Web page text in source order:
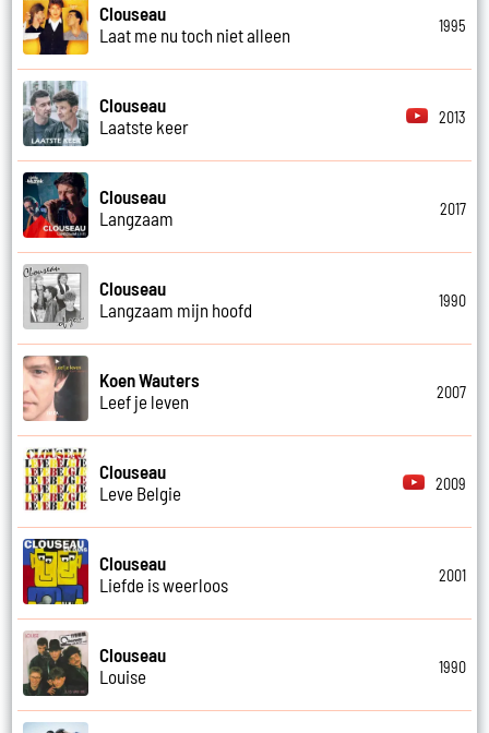
Clouseau
Laat me nu toch niet alleen
1995
Clouseau
Laatste keer
2013
Clouseau
Langzaam
2017
Clouseau
Langzaam mijn hoofd
1990
Koen Wauters
Leef je leven
2007
Clouseau
Leve Belgie
2009
Clouseau
Liefde is weerloos
2001
Clouseau
Louise
1990